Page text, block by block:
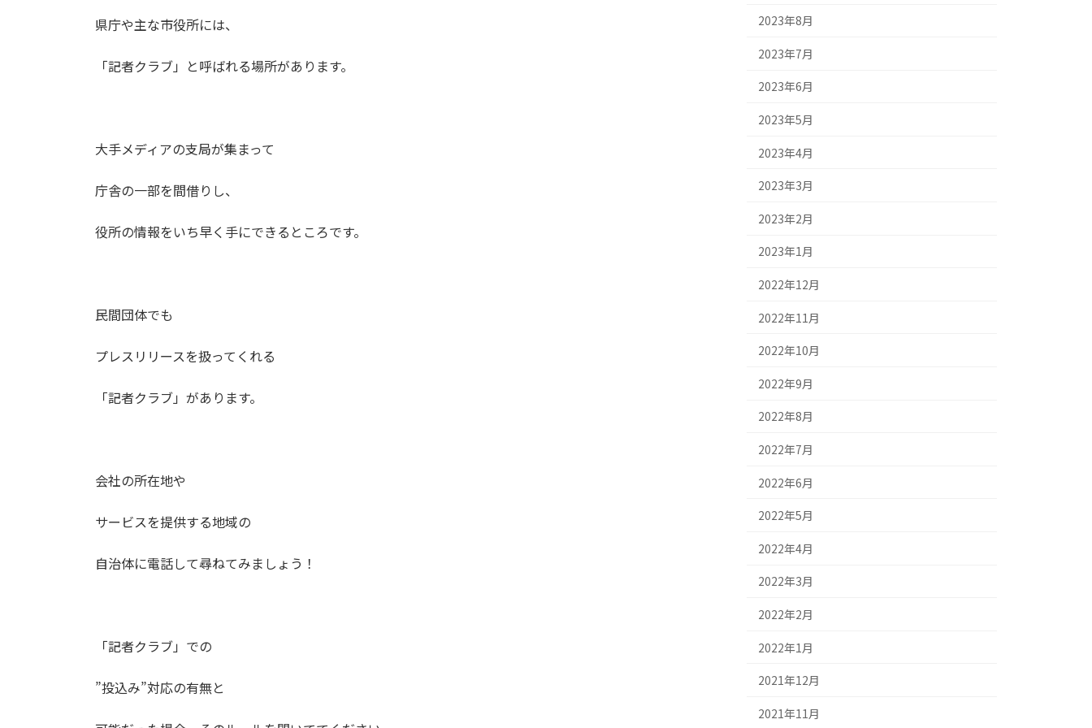
県庁や主な市役所には、
「記者クラブ」と呼ばれる場所があります。
大手メディアの支局が集まって
庁舎の一部を間借りし、
役所の情報をいち早く手にできるところです。
民間団体でも
プレスリリースを扱ってくれる
「記者クラブ」があります。
会社の所在地や
サービスを提供する地域の
自治体に電話して尋ねてみましょう！
「記者クラブ」での
”投込み”対応の有無と
2023年8月
2023年7月
2023年6月
2023年5月
2023年4月
2023年3月
2023年2月
2023年1月
2022年12月
2022年11月
2022年10月
2022年9月
2022年8月
2022年7月
2022年6月
2022年5月
2022年4月
2022年3月
2022年2月
2022年1月
2021年12月
2021年11月